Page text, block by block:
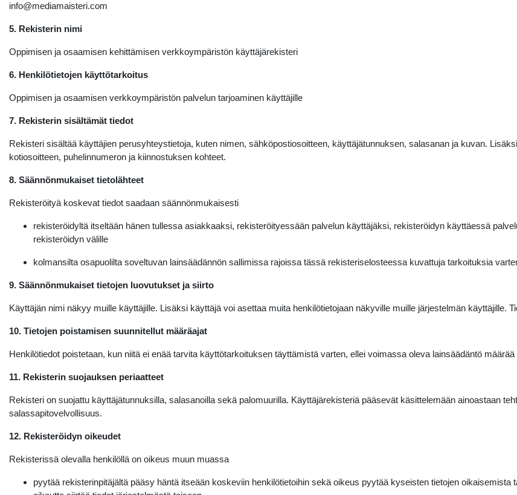
info@mediamaisteri.com
5. Rekisterin nimi
Oppimisen ja osaamisen kehittämisen verkkoympäristön käyttäjärekisteri
6. Henkilötietojen käyttötarkoitus
Oppimisen ja osaamisen verkkoympäristön palvelun tarjoaminen käyttäjille
7. Rekisterin sisältämät tiedot
Rekisteri sisältää käyttäjien perusyhteystietoja, kuten nimen, sähköpostiosoitteen, käyttäjätunnuksen, salasanan ja kuvan.
kotiosoitteen, puhelinnumeron ja kiinnostuksen kohteet.
8. Säännönmukaiset tietolähteet
Rekisteröityä koskevat tiedot saadaan säännönmukaisesti
rekisteröidyltä itseltään hänen tullessa asiakkaaksi, rekisteröityessään palvelun käyttäjäksi, rekisteröidyn käyttäessä
rekisteröidyn välille
kolmansilta osapuolilta soveltuvan lainsäädännön sallimissa rajoissa tässä rekisteriselosteessa kuvattuja tarkoituksia
9. Säännönmukaiset tietojen luovutukset ja siirto
Käyttäjän nimi näkyy muille käyttäjille. Lisäksi käyttäjä voi asettaa muita henkilötietojaan näkyville muille järjestelmän käyttäjille.
10. Tietojen poistamisen suunnitellut määräajat
Henkilötiedot poistetaan, kun niitä ei enää tarvita käyttötarkoituksen täyttämistä varten, ellei voimassa oleva lainsäädäntö
11. Rekisterin suojauksen periaatteet
Rekisteri on suojattu käyttäjätunnuksilla, salasanoilla sekä palomuurilla. Käyttäjärekisteriä pääsevät käsittelemään ainoastaan
salassapitovelvollisuus.
12. Rekisteröidyn oikeudet
Rekisterissä olevalla henkilöllä on oikeus muun muassa
pyytää rekisterinpitäjältä pääsy häntä itseään koskeviin henkilötietoihin sekä oikeus pyytää kyseisten tietojen